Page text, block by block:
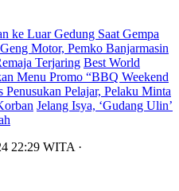
ke Luar Gedung Saat Gempa
Motor, Pemko Banjarmasin
Terjaring Best World
Menu Promo “BBQ Weekend
Penusukan Pelajar, Pelaku Minta
Jelang Isya, ‘Gudang Ulin’
22:29 WITA ·